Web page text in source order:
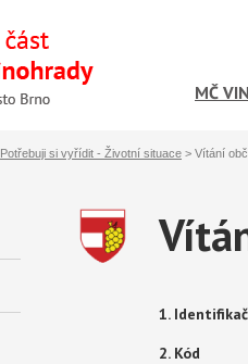
MČ
Potřebuji si vyřídit - Životní situace > Vítání
1.
2. Kód